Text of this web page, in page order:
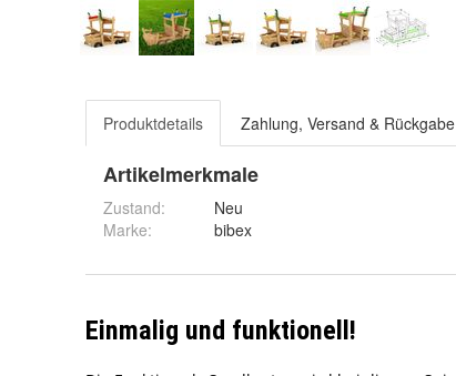
Produktdetails Zahlung, Versand & Rückgabe
Artikelmerkmale
Zustand:
Neu
Marke:
bibex